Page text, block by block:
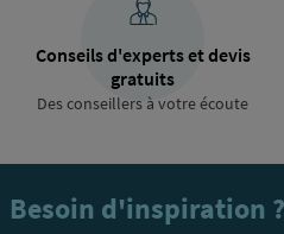
Conseils d'experts et devis
gratuits
Des conseillers à votre écoute
Besoin d'inspiration ?